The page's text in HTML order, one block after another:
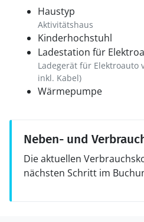
Haustyp
Aktivitätshaus
Kinderhochstuhl
Ladestation für
Ladegerät für Elektroauto
inkl. Kabel)
Wärmepumpe
Neben- und
Die aktuellen
nächsten Schritt im